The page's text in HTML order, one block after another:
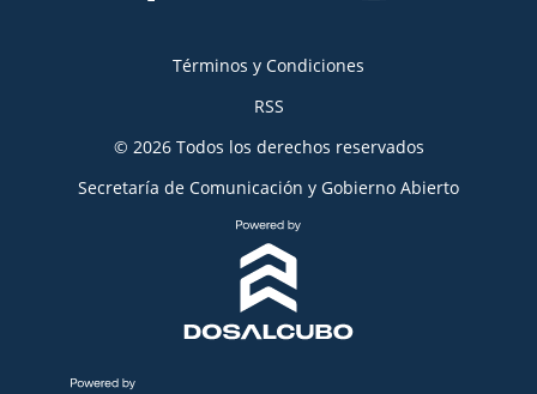
Términos y Condiciones
RSS
© 2026 Todos los derechos reservados
Secretaría de Comunicación y Gobierno Abierto